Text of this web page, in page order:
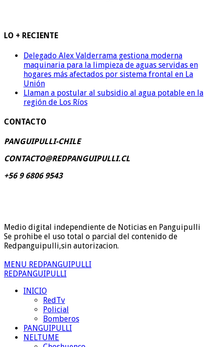
LO + RECIENTE
Delegado Alex Valderrama gestiona moderna
maquinaria para la limpieza de aguas servidas en
hogares más afectados por sistema frontal en La
Unión
Llaman a postular al subsidio al agua potable en la
región de Los Ríos
CONTACTO
PANGUIPULLI-CHILE
CONTACTO@REDPANGUIPULLI.CL
+56 9 6806 9543
Medio digital independiente de Noticias en Panguipulli
Se prohibe el uso total o parcial del contenido de
Redpanguipulli,sin autorizacion.
MENU REDPANGUIPULLI
REDPANGUIPULLI
INICIO
RedTv
Policial
Bomberos
PANGUIPULLI
NELTUME